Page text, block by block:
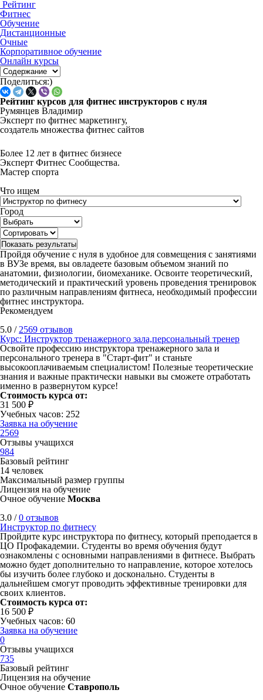
Рейтинг
Фитнес
Обучение
Дистанционные
Очные
Корпоративное обучение
Онлайн курсы
Поделиться:)
Рейтинг курсов для фитнес инструкторов с нуля
Румянцев Владимир
Эксперт по фитнес маркетингу,
создатель множества фитнес сайтов
Более 12 лет в фитнес бизнесе
Эксперт Фитнес Сообщества.
Мастер спорта
Что ищем
Город
Показать результаты
Пройдя обучение с нуля в удобное для совмещения с занятиями
в ВУЗе время, вы овладеете базовым объемом знаний по
анатомии, физиологии, биомеханике. Освоите теоретический,
методический и практический уровень проведения тренировок
по различным направлениям фитнеса, необходимый профессии
фитнес инструктора.
Рекомендуем
5.0 / 2569 отзывов
Курс: Инструктор тренажерного зала,персональный тренер
Освойте профессию инструктора тренажерного зала и
персонального тренера в "Старт-фит" и станьте
высокооплачиваемым специалистом! Полезные теоретические
знания и важные практически навыки вы сможете отработать
именно в развернутом курсе!
Стоимость курса от:
31 500 ₽
Учебных часов: 252
Заявка на обучение
2569
Отзывы учащихся
984
Базовый рейтинг
14 человек
Максимальный размер группы
Лицензия на обучение
Очное обучение Москва
3.0 /0 отзывов
Инструктор по фитнесу
Пройдите курс инструктора по фитнесу, который преподается в
ЦО Профакадемии. Студенты во время обучения будут
ознакомлены с основными направлениями в фитнесе. Выбрать
можно будет дополнительно то направление, которое хотелось
бы изучить более глубоко и досконально. Студенты в
дальнейшем смогут проводить эффективные тренировки для
своих клиентов.
Стоимость курса от:
16 500 ₽
Учебных часов: 60
Заявка на обучение
0
Отзывы учащихся
735
Базовый рейтинг
Лицензия на обучение
Очное обучение Ставрополь